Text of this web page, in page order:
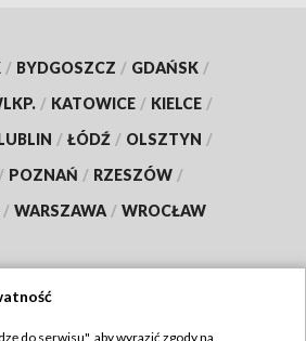
/ BYDGOSZCZ / GDAŃSK /
/ KATOWICE / KIELCE /
/ ŁÓDŹ / OLSZTYN /
/ POZNAŃ / RZESZÓW /
/ WARSZAWA / WROCŁAW
do serwisu", aby wyrazić zgody na